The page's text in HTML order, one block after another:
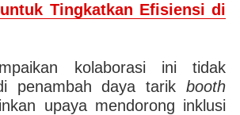
Tingkatkan Efisiensi di
kolaborasi ini tidak
penambah daya tarikbooth
upaya mendorong inklusi